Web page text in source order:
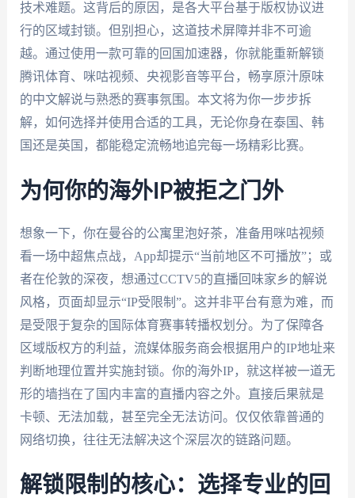
技术难题。这背后的原因，是各大平台基于版权协议进
行的区域封锁。但别担心，这道技术屏障并非不可逾
越。通过使用一款可靠的回国加速器，你就能重新解锁
腾讯体育、咪咕视频、央视影音等平台，畅享原汁原味
的中文解说与熟悉的赛事氛围。本文将为你一步步拆
解，如何选择并使用合适的工具，无论你身在泰国、韩
国还是英国，都能稳定流畅地追完每一场精彩比赛。
为何你的海外IP被拒之门外
想象一下，你在曼谷的公寓里泡好茶，准备用咪咕视频
看一场中超焦点战，App却提示“当前地区不可播放”；或
者在伦敦的深夜，想通过CCTV5的直播回味家乡的解说
风格，页面却显示“IP受限制”。这并非平台有意为难，而
是受限于复杂的国际体育赛事转播权划分。为了保障各
区域版权方的利益，流媒体服务商会根据用户的IP地址来
判断地理位置并实施封锁。你的海外IP，就这样被一道无
形的墙挡在了国内丰富的直播内容之外。直接后果就是
卡顿、无法加载，甚至完全无法访问。仅仅依靠普通的
网络切换，往往无法解决这个深层次的链路问题。
解锁限制的核心：选择专业的回